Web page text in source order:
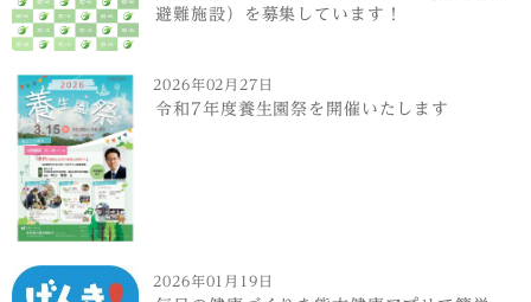
避難施設）を募集しています！
2026年02月27日
令和7年度養生園祭を開催いたします
2026年01月19日